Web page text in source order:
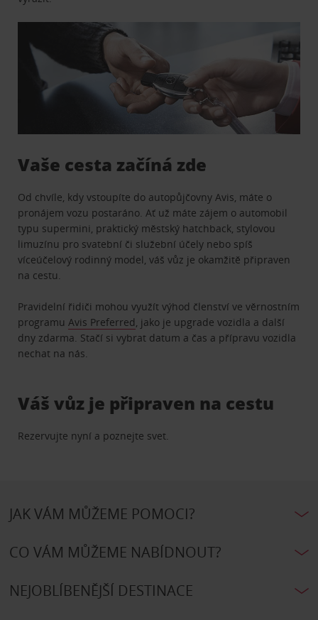
Vaše cesta začíná zde
Od chvíle, kdy vstoupíte do autopůjčovny Avis, máte o
pronájem vozu postaráno. Ať už máte zájem o automobil
typu supermini, praktický městský hatchback, stylovou
limuzínu pro svatební či služební účely nebo spíš
víceúčelový rodinný model, váš vůz je okamžitě připraven
na cestu.
Pravidelní řidiči mohou využít výhod členství ve věrnostním
programuAvis Preferred, jako je upgrade vozidla a další
dny zdarma. Stačí si vybrat datum a čas a přípravu vozidla
nechat na nás.
Váš vůz je připraven na cestu
Rezervujte nyní a poznejte svet.
JAK VÁM MŮŽEME POMOCI?
CO VÁM MŮŽEME NABÍDNOUT?
NEJOBLÍBENĚJŠÍ DESTINACE